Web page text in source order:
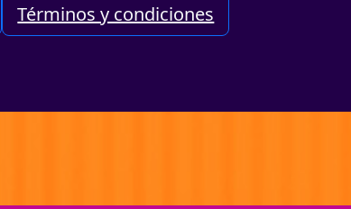
Términos y condiciones